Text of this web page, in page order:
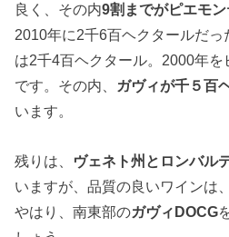
良く、その内9割までがピエモ
2010年に2千6百ヘクタールだ
は2千4百ヘクタール。2000年
です。その内、 ガヴィが千５百
います。
残りは、 ヴェネト州とロンバル
いますが、品質の良いワインは
やはり、南東部のガヴィDOCG